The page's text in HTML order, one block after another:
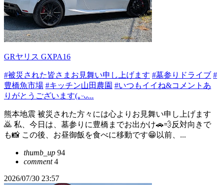
GRヤリス GXPA16
#被災された皆さまお見舞い申し上げます #墓参りドライブ #
豊橋魚市場 #キッチン山田農園 #いつもイイね&コメントあ
りがとうございます(｡ᵕᴗ...
熊本地震 被災された方々には心よりお見舞い申し上げます
🙇 私、今日は、墓参りに豊橋までお出かけ🚗💨反対向きで
も📸 この後、お昼御飯を食べに移動です😁以前、...
thumb_up 94
comment4
2026/07/30 23:57